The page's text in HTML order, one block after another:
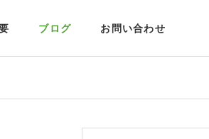
ブログ お問い合わせ